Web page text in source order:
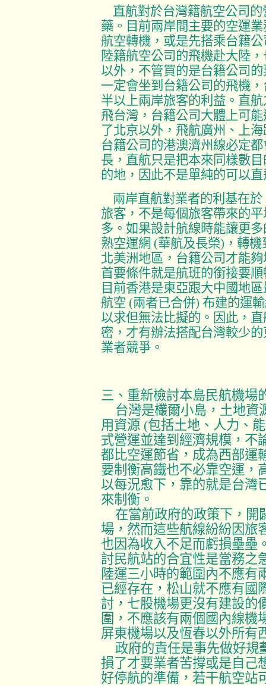
直航對於台灣籍航空公司
藥。目前兩岸間主要的空運
航空轉機，或是先搭乘台籍
陸籍航空公司的飛機赴大陸
以外，不管買的是台籍公司
一定會坐到台籍公司的飛機
半以上兩岸旅客的利益。直
飛台灣，台籍公司大體上可
了北京以外，飛航廣州、上
台籍公司的港澳濟州線必定
長，直航只是把本來同樣數
的地，因此不是單純的可以
兩岸直航對業者的利基在
旅客，不是每個旅客帶來的
多。如果設計航線時能讓更
熟空運網 (華航及長榮) ，轉
北美洲地區，台籍公司才能
首要條件就是航班的銜接要
目前香港是東亞跟大中國地
航空 (兩者已合併) 布建的運
以求但無法比擬的。因此，
密，才有辦法搭配台灣較少
業者競爭。
三、重新檢討本島民航機場
台灣是欉爾小島，土地資
用資源 (包括土地、人力、
式營運並達到經濟規模，不
都比空運節省，成為西部運
要制衡高鐵也不必靠空運，
以每況愈下，靠的就是台灣
來制衡。
在當前政府的政策下，開
場，然而這些航線紛紛因旅
也因為收入不足而虧損壘壘
討民航站的合宜性是當務之
陸運三小時的範圍內不應有
已經存在，松山就不應有國
討，七股機場更沒有建設的
圍，不應該有兩個國內線機
屏東機場以及恆春以外所有
政府的責任是事先做好規
損了才要業者苦撐或是自己
好停航的準備，若干航空站